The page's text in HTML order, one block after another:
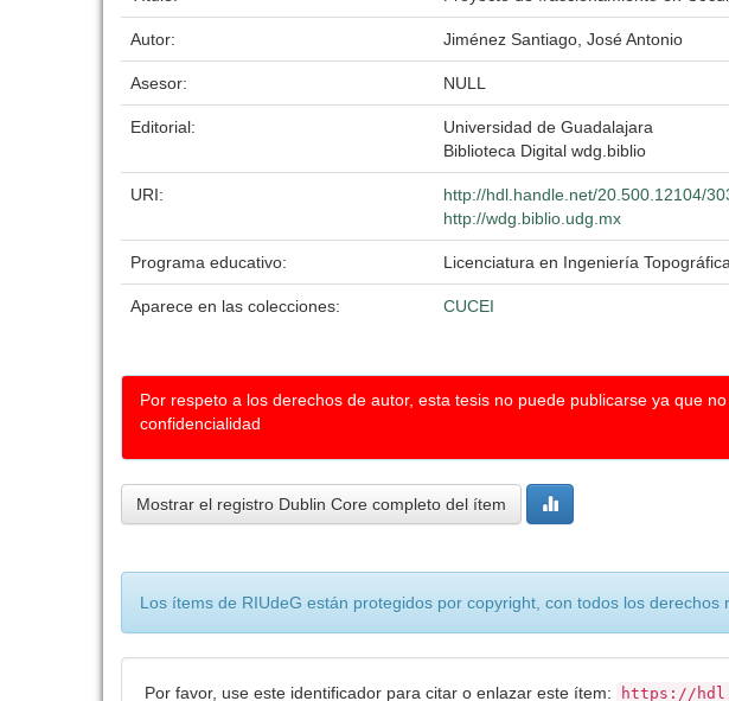
Autor: Jiménez Santiago, José Antonio
Asesor: NULL
Editorial:
Universidad de Guadalajara
Biblioteca Digital wdg.biblio
URI:
http://hdl.handle.net/20.500.12104/
http://wdg.biblio.udg.mx
Programa educativo: Licenciatura en Ingeniería Topográfica
Aparece en las colecciones: CUCEI
Por respeto a los derechos de autor, esta tesis no puede publicarse ya que
confidencialidad
Mostrar el registro Dublin Core completo del ítem
Los ítems de RIUdeG están protegidos por copyright, con todos los
Por favor, use este identificador para citar o enlazar este ítem: https://